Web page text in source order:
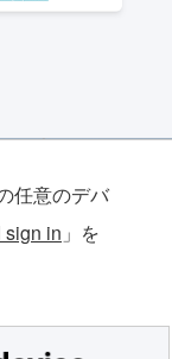
任意のデバ
sign in 」を